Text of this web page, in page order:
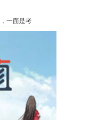
一面是考